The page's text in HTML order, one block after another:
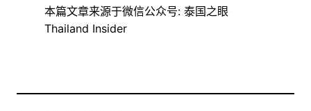
本篇文章来源于微信公众号: 泰国之眼
Thailand Insider